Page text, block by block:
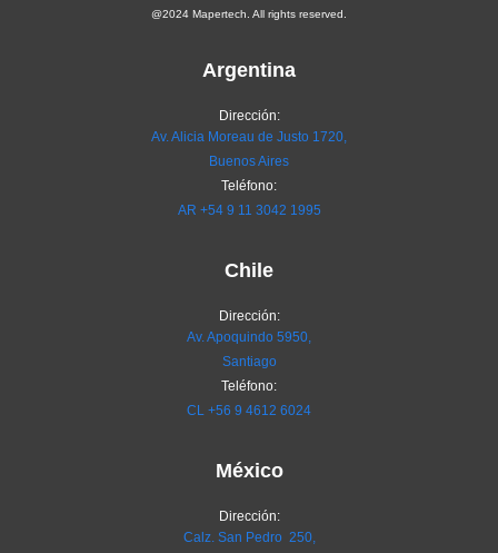
@2024 Mapertech. All rights reserved.
Argentina
Dirección:
Av. Alicia Moreau de Justo 1720,
Buenos Aires
Teléfono:
AR +54 9 11 3042 1995
Chile
Dirección:
Av. Apoquindo 5950,
Santiago
Teléfono:
CL +56 9 4612 6024
México
Dirección:
Calz. San Pedro 250,